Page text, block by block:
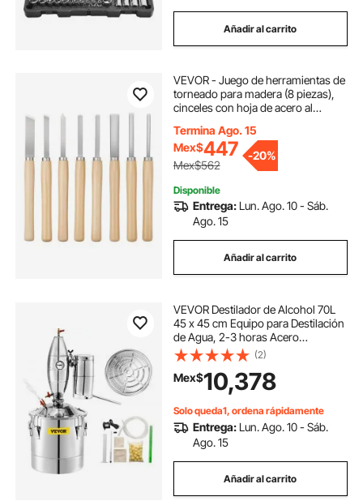
Añadir al carrito
VEVOR - Juego de herramientas de
torneado para madera (8 piezas),
cinceles con hoja de acero al
punta de lanza, 1 de tronzado, 1 de
punta redonda, 3 de gubia, 1 bolsa
Oxford, para principiantes,
Termina Ago. 15
Mex$447
Mex$562
-20%
Disponible
Entrega: Lun. Ago. 10 - Sáb.
Ago. 15
Añadir al carrito
VEVOR Destilador de Alcohol 70L
45 x 45 cm Equipo para Destilación
de Agua, 2-3 horas Acero
Inoxidable Destilador de Bebida
para la Elaboración Casera de Vino,
Alcohol, Cerveza o Destilación de
(2)
Mex$10,378
Solo queda1, ordena rápidamente
Entrega: Lun. Ago. 10 - Sáb.
Ago. 15
Añadir al carrito